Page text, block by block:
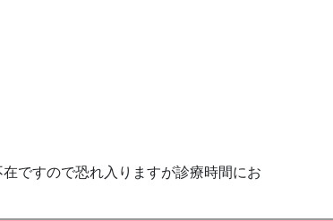
ですので恐れ入りますが診療時間にお